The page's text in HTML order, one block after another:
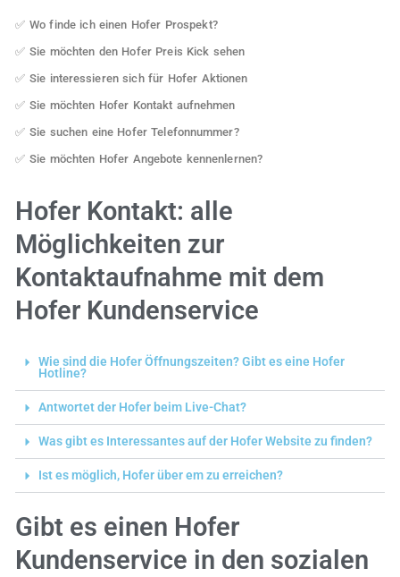
✅ Wo finde ich einen Hofer Prospekt?
✅ Sie möchten den Hofer Preis Kick sehen
✅ Sie interessieren sich für Hofer Aktionen
✅ Sie möchten Hofer Kontakt aufnehmen
✅ Sie suchen eine Hofer Telefonnummer?
✅ Sie möchten Hofer Angebote kennenlernen?
Hofer Kontakt: alle
Möglichkeiten zur
Kontaktaufnahme mit dem
Hofer Kundenservice
Wie sind die Hofer Öffnungszeiten? Gibt es eine Hofer
Hotline?
Antwortet der Hofer beim Live-Chat?
Was gibt es Interessantes auf der Hofer Website zu finden?
Ist es möglich, Hofer über em zu erreichen?
Gibt es einen Hofer
Kundenservice in den sozialen